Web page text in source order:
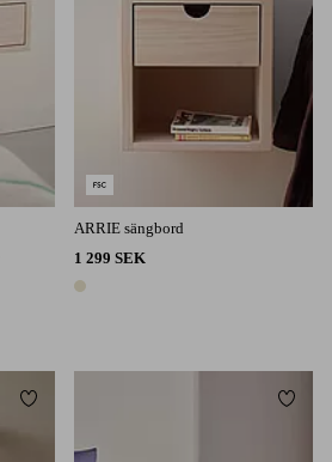
ARRIE sängbord
1 299 SEK
1 färg
Lägg till i favoriter Lägg